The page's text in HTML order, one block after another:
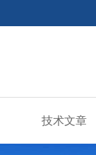
技术文章